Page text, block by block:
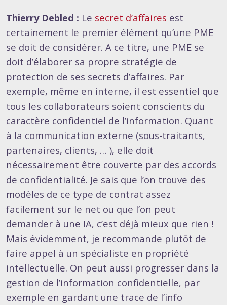
Thierry Debled : Le secret d’affaires est
certainement le premier élément qu’une PME
se doit de considérer. A ce titre, une PME se
doit d’élaborer sa propre stratégie de
protection de ses secrets d’affaires. Par
exemple, même en interne, il est essentiel que
tous les collaborateurs soient conscients du
caractère confidentiel de l’information. Quant
à la communication externe (sous-traitants,
partenaires, clients, … ), elle doit
nécessairement être couverte par des accords
de confidentialité. Je sais que l’on trouve des
modèles de ce type de contrat assez
facilement sur le net ou que l’on peut
demander à une IA, c’est déjà mieux que rien !
Mais évidemment, je recommande plutôt de
faire appel à un spécialiste en propriété
intellectuelle. On peut aussi progresser dans la
gestion de l’information confidentielle, par
exemple en gardant une trace de l’info